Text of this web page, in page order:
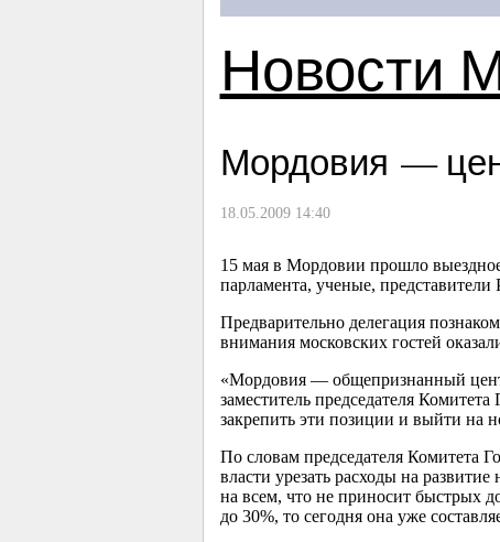
Новости
Мордовия —
18.05.2009 14:40
15 мая в Мордовии прошло
парламента, ученые, представители
Предварительно делегация
внимания московских гостей
«Мордовия — общепризнанный
заместитель председателя
закрепить эти позиции и выйти на
По словам председателя Комитета
власти урезать расходы на
на всем, что не приносит быстрых
до 30%, то сегодня она уже